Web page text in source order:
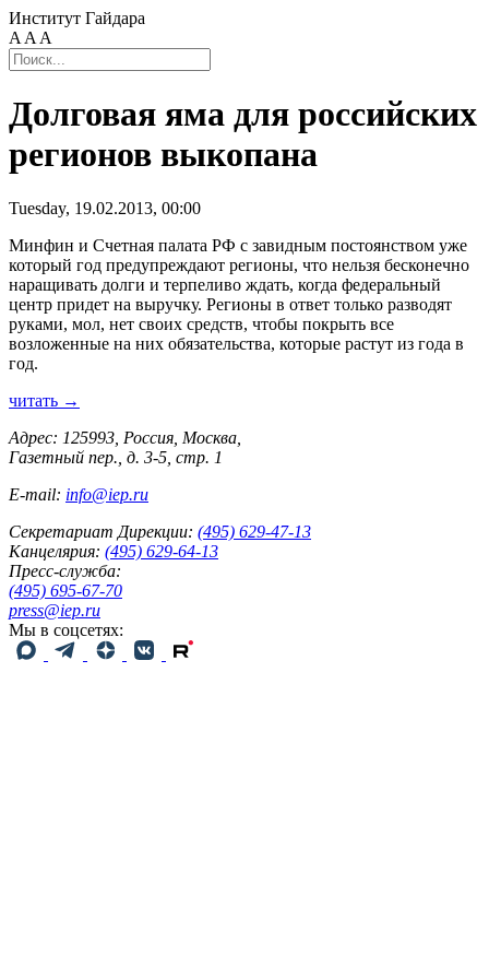
Институт Гайдара
A A A
Долговая яма для российских
регионов выкопана
Tuesday, 19.02.2013, 00:00
Минфин и Счетная палата РФ с завидным постоянством уже
который год предупреждают регионы, что нельзя бесконечно
наращивать долги и терпеливо ждать, когда федеральный
центр придет на выручку. Регионы в ответ только разводят
руками, мол, нет своих средств, чтобы покрыть все
возложенные на них обязательства, которые растут из года в
год.
читать →
Адрес: 125993, Россия, Москва,
Газетный пер., д. 3-5, стр. 1
E-mail: info@iep.ru
Секретариат Дирекции: (495) 629-47-13
Канцелярия: (495) 629-64-13
Пресс-служба:
(495) 695-67-70
press@iep.ru
Мы в соцсетях: